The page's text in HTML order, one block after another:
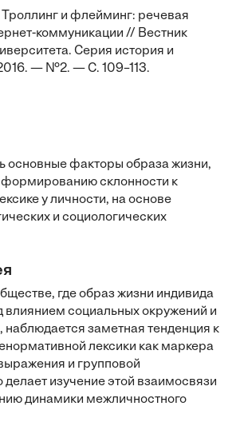
и флейминг: речевая
коммуникации // Вестник
Серия история и
— №2. — С. 109–113.
основные факторы образа жизни,
склонности к
у личности, на основе
и социологических
где образ жизни индивида
социальных окружений и
заметная тенденция к
лексики как маркера
и групповой
делает изучение этой взаимосвязи
динамики межличностного